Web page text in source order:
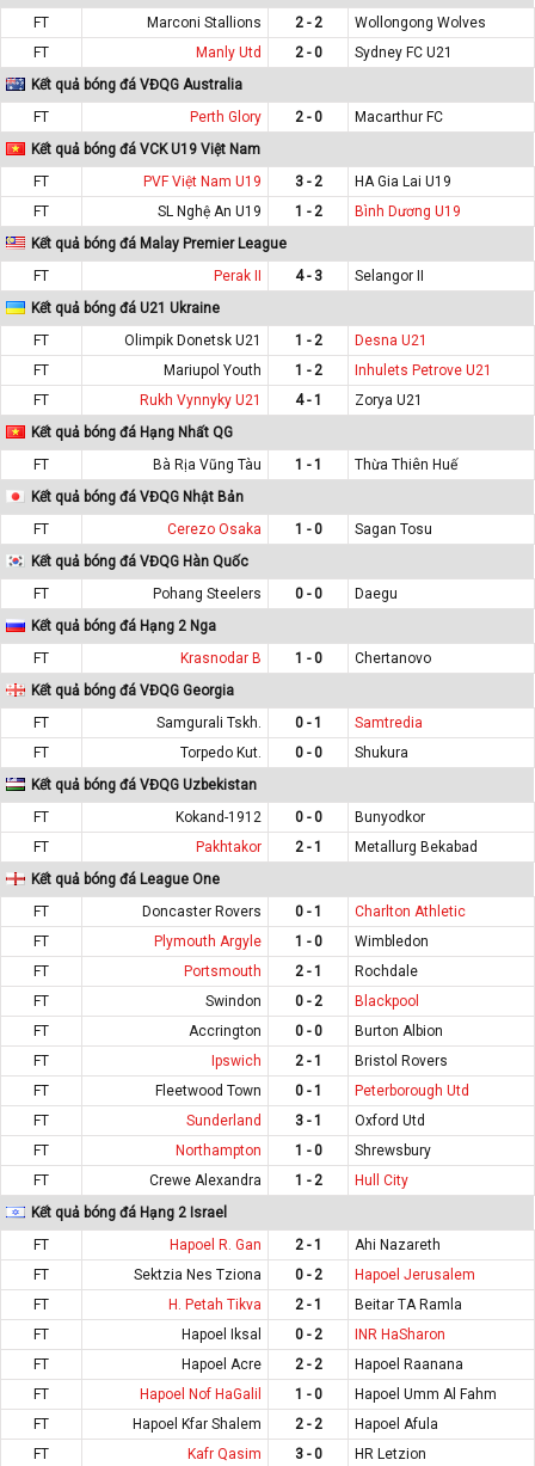
FT
Marconi Stallions 2 - 2
Wollongong Wolves
FT
Manly Utd 2 - 0
Sydney FC U21
Kết quả bóng đá VĐQG Australia
FT
Perth Glory 2 - 0
Macarthur FC
Kết quả bóng đá VCK U19 Việt Nam
FT
PVF Việt Nam U19 3 - 2
HA Gia Lai U19
FT
SL Nghệ An U19 1 - 2
Bình Dương U19
Kết quả bóng đá Malay Premier League
FT
Perak II 4 - 3
Selangor II
Kết quả bóng đá U21 Ukraine
FT
Olimpik Donetsk U21 1 - 2
Desna U21
FT
Mariupol Youth 1 - 2
Inhulets Petrove U21
FT
Rukh Vynnyky U21 4 - 1
Zorya U21
Kết quả bóng đá Hạng Nhất QG
FT
Bà Rịa Vũng Tàu 1 - 1
Thừa Thiên Huế
Kết quả bóng đá VĐQG Nhật Bản
FT
Cerezo Osaka 1 - 0
Sagan Tosu
Kết quả bóng đá VĐQG Hàn Quốc
FT
Pohang Steelers 0 - 0
Daegu
Kết quả bóng đá Hạng 2 Nga
FT
Krasnodar B 1 - 0
Chertanovo
Kết quả bóng đá VĐQG Georgia
FT
Samgurali Tskh. 0 - 1
Samtredia
FT
Torpedo Kut. 0 - 0
Shukura
Kết quả bóng đá VĐQG Uzbekistan
FT
Kokand-1912 0 - 0
Bunyodkor
FT
Pakhtakor 2 - 1
Metallurg Bekabad
Kết quả bóng đá League One
FT
Doncaster Rovers 0 - 1
Charlton Athletic
FT
Plymouth Argyle 1 - 0
Wimbledon
FT
Portsmouth 2 - 1
Rochdale
FT
Swindon 0 - 2
Blackpool
FT
Accrington 0 - 0
Burton Albion
FT
Ipswich 2 - 1
Bristol Rovers
FT
Fleetwood Town 0 - 1
Peterborough Utd
FT
Sunderland 3 - 1
Oxford Utd
FT
Northampton 1 - 0
Shrewsbury
FT
Crewe Alexandra 1 - 2
Hull City
Kết quả bóng đá Hạng 2 Israel
FT
Hapoel R. Gan 2 - 1
Ahi Nazareth
FT
Sektzia Nes Tziona 0 - 2
Hapoel Jerusalem
FT
H. Petah Tikva 2 - 1
Beitar TA Ramla
FT
Hapoel Iksal 0 - 2
INR HaSharon
FT
Hapoel Acre 2 - 2
Hapoel Raanana
FT
Hapoel Nof HaGalil 1 - 0
Hapoel Umm Al Fahm
FT
Hapoel Kfar Shalem 2 - 2
Hapoel Afula
FT
Kafr Qasim 3 - 0 HR Letzion